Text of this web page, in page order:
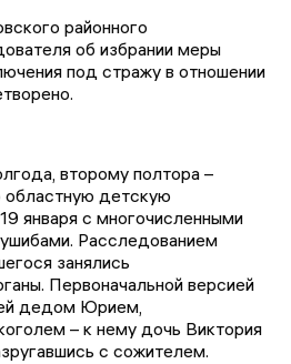
районного
об избрании меры
под стражу в отношении
второму полтора –
областную детскую
января с многочисленными
Расследованием
занялись
Первоначальной версией
дедом Юрием,
– к нему дочь Виктория
с сожителем.